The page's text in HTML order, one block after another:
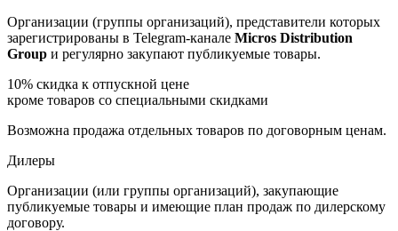
Организации (группы организаций), представители которых
зарегистрированы в Telegram-канале Micros Distribution
Group и регулярно закупают публикуемые товары.
10% скидка к отпускной цене
кроме товаров со специальными скидками
Возможна продажа отдельных товаров по договорным ценам.
Дилеры
Организации (или группы организаций), закупающие
публикуемые товары и имеющие план продаж по дилерскому
договору.